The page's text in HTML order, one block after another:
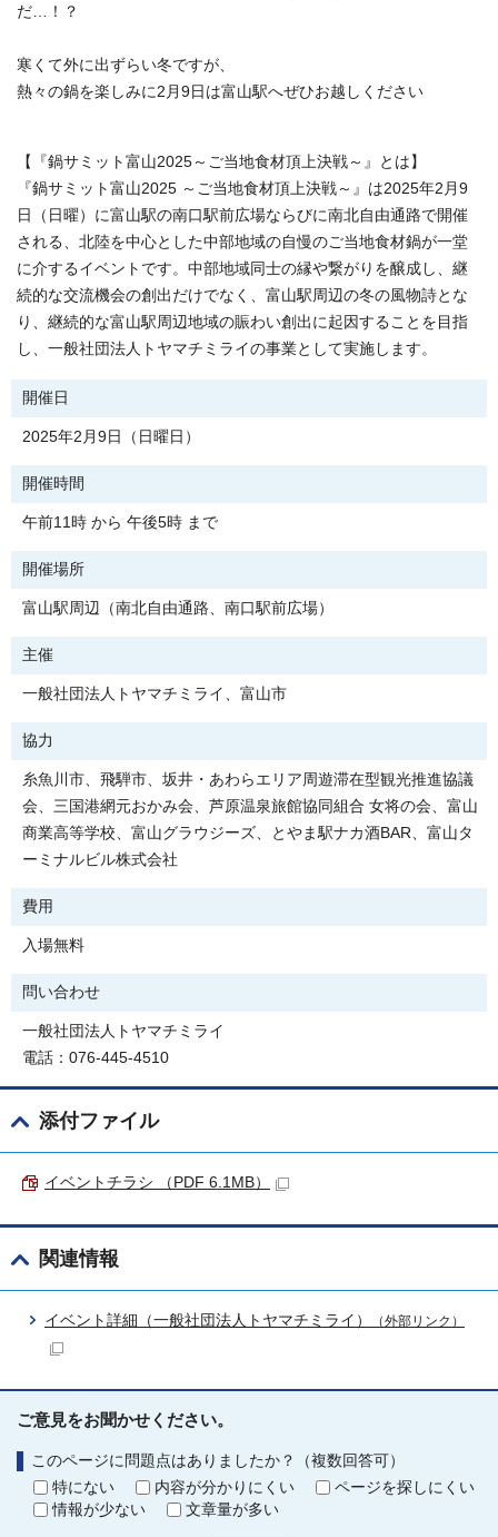
だ…！？
寒くて外に出ずらい冬ですが、
熱々の鍋を楽しみに2月9日は富山駅へぜひお越しください
【『鍋サミット富山2025～ご当地食材頂上決戦～』とは】
『鍋サミット富山2025 ～ご当地食材頂上決戦～』は2025年2月9
日（日曜）に富山駅の南口駅前広場ならびに南北自由通路で開催
される、北陸を中心とした中部地域の自慢のご当地食材鍋が一堂
に介するイベントです。中部地域同士の縁や繋がりを醸成し、継
続的な交流機会の創出だけでなく、富山駅周辺の冬の風物詩とな
り、継続的な富山駅周辺地域の賑わい創出に起因することを目指
し、一般社団法人トヤマチミライの事業として実施します。
開催日
2025年2月9日（日曜日）
開催時間
午前11時 から 午後5時 まで
開催場所
富山駅周辺（南北自由通路、南口駅前広場）
主催
一般社団法人トヤマチミライ、富山市
協力
糸魚川市、飛騨市、坂井・あわらエリア周遊滞在型観光推進協議
会、三国港網元おかみ会、芦原温泉旅館協同組合 女将の会、富山
商業高等学校、富山グラウジーズ、とやま駅ナカ酒BAR、富山タ
ーミナルビル株式会社
費用
入場無料
問い合わせ
一般社団法人トヤマチミライ
電話：076-445-4510
添付ファイル
イベントチラシ （PDF 6.1MB）
関連情報
イベント詳細（一般社団法人トヤマチミライ） （外部リンク）
ご意見をお聞かせください。
このページに問題点はありましたか？（複数回答可）
特にない
内容が分かりにくい
ページを探しにくい
情報が少ない
文章量が多い